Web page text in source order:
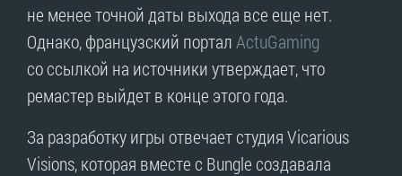
не менее точной даты выхода все еще нет.
Однако, французский портал ActuGaming
со ссылкой на источники утверждает, что
ремастер выйдет в конце этого года.
За разработку игры отвечает студия Vicarious
Visions, которая вместе с Bungle создавала